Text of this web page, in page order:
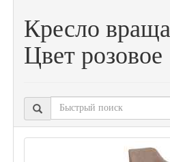
Кресло
Цвет розовое